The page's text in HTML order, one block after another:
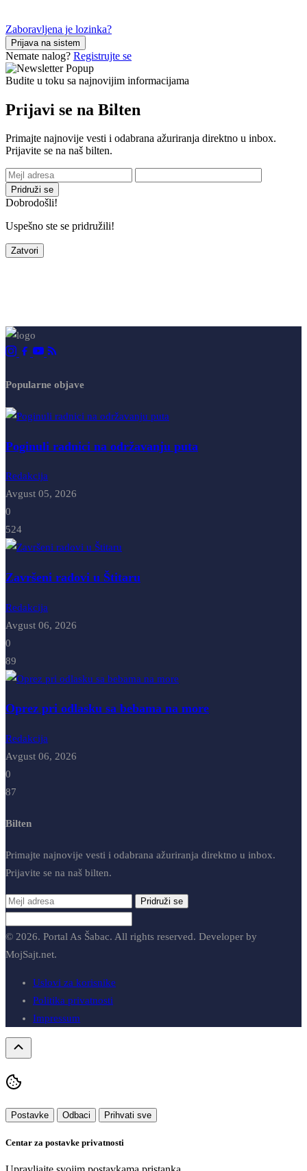
Zaboravljena je lozinka?
Prijava na sistem
Nemate nalog? Registrujte se
Budite u toku sa najnovijim informacijama
Prijavi se na Bilten
Primajte najnovije vesti i odabrana ažuriranja direktno u inbox.
Prijavite se na naš bilten.
Pridruži se
Dobrodošli!
Uspešno ste se pridružili!
Zatvori
Popularne objave
Poginuli radnici na održavanju puta
Redakcija
Avgust 05, 2026
0
524
Završeni radovi u Štitaru
Redakcija
Avgust 06, 2026
0
89
Oprez pri odlasku sa bebama na more
Redakcija
Avgust 06, 2026
0
87
Bilten
Primajte najnovije vesti i odabrana ažuriranja direktno u inbox.
Prijavite se na naš bilten.
Pridruži se
© 2026. Portal As Šabac. All rights reserved. Developer by
MojSajt.net.
Uslovi za korisnike
Politika privatnosti
Impressum
Postavke Odbaci Prihvati sve
Centar za postavke privatnosti